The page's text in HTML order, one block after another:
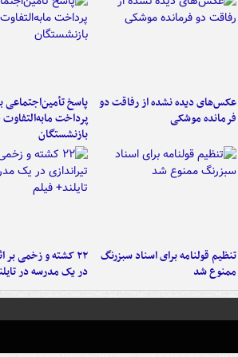
عکس‌های دیده نشده از رفاقت دو
فرمانده‌ موشکی
پاسخ تأمین‌اجتماعی
پرداخت
بازنشستگان
تنظیم قولنامه برای اسناد سبزرنگ
ممنوع شد
۲۲ کشته و زخمی بر
در یک مدرسه در